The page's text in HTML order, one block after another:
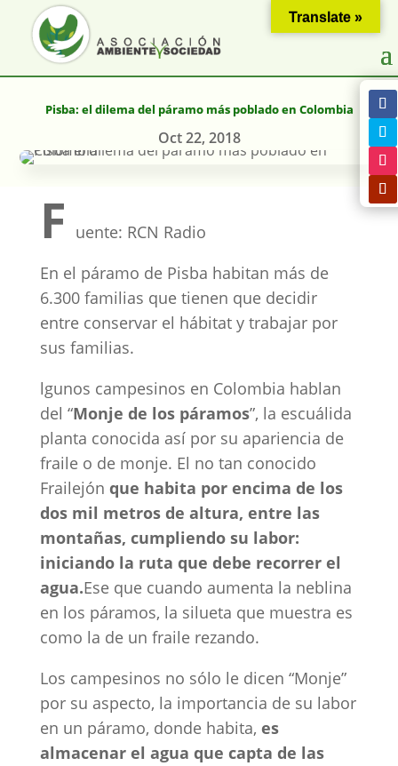
Pisba: el dilema del páramo más poblado en Colombia
Oct 22, 2018
F uente: RCN Radio
En el páramo de Pisba habitan más de
6.300 familias que tienen que decidir
entre conservar el hábitat y trabajar por
sus familias.
lgunos campesinos en Colombia hablan
del “Monje de los páramos”, la escuálida
planta conocida así por su apariencia de
fraile o de monje. El no tan conocido
Frailejón que habita por encima de los
dos mil metros de altura, entre las
montañas, cumpliendo su labor:
iniciando la ruta que debe recorrer el
agua.Ese que cuando aumenta la neblina
en los páramos, la silueta que muestra es
como la de un fraile rezando.
Los campesinos no sólo le dicen “Monje”
por su aspecto, la importancia de su labor
en un páramo, donde habita, es
almacenar el agua que capta de las
Translate »